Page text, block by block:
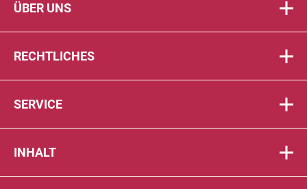
ÜBER UNS
RECHTLICHES
SERVICE
INHALT